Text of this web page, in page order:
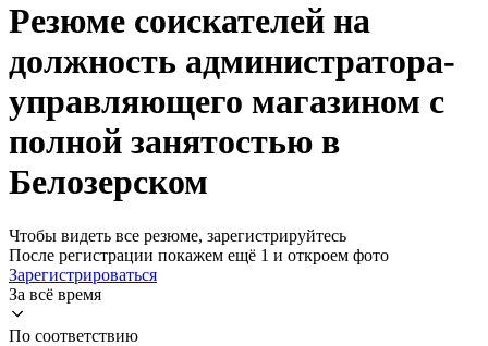
Резюме соискателей на
должность администратора-
управляющего магазином с
полной занятостью в
Белозерском
Чтобы видеть все резюме, зарегистрируйтесь
После регистрации покажем ещё 1 и откроем фото
Зарегистрироваться
За всё время
По соответствию